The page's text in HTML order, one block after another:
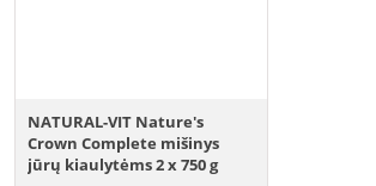
NATURAL-VIT Nature's
Crown Complete mišinys
jūrų kiaulytėms 2 x 750 g